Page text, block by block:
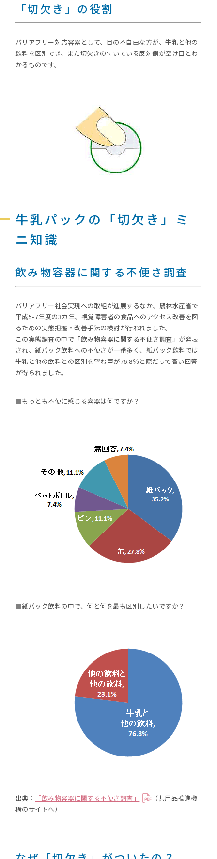
「切欠き」の役割
バリアフリー対応容器として、目の不自由な方が、牛乳と他の
飲料を区別でき、また切欠きの付いている反対側が空け口とわ
かるものです。
牛乳パックの「切欠き」ミ
ニ知識
飲み物容器に関する不便さ調査
バリアフリー社会実現への取組が進展するなか、農林水産省で
平成5-7年度の3カ年、視覚障害者の食品へのアクセス改善を図
るための実態把握・改善手法の検討が行われました。
この実態調査の中で 「飲み物容器に関する不便さ調査」 が発表
され、紙パック飲料への不便さが一番多く、紙パック飲料では
牛乳と他の飲料との区別を望む声が76.8％と際だって高い回答
が得られました。
■もっとも不便に感じる容器は何ですか？
■紙パック飲料の中で、何と何を最も区別したいですか？
出典： 「飲み物容器に関する不便さ調査」
（共用品推進機
構のサイトへ）